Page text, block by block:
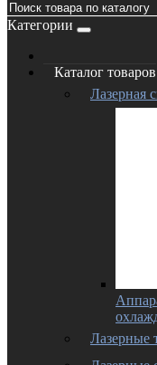
Категории
Каталог товаров
Лазерная
Лазерные